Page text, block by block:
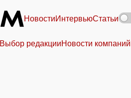
НовостиИнтервьюСтатьи
Выбор редакцииНовости компаний